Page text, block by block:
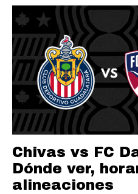
Chivas vs FC
Dónde ver,
alineaciones